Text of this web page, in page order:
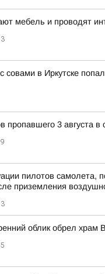
мебель и проводят
совами в Иркутске
пропавшего 3 августа
пилотов самолета,
приземления
облик обрел храм